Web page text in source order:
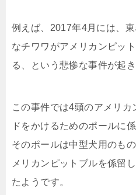
例えば、2017年4月には、
なチワワがアメリカンピッ
る、という悲惨な事件が起
この事件では4頭のアメリ
ドをかけるためのポールに
そのポールは中型犬用のも
メリカンピットブルを係留
たようです。